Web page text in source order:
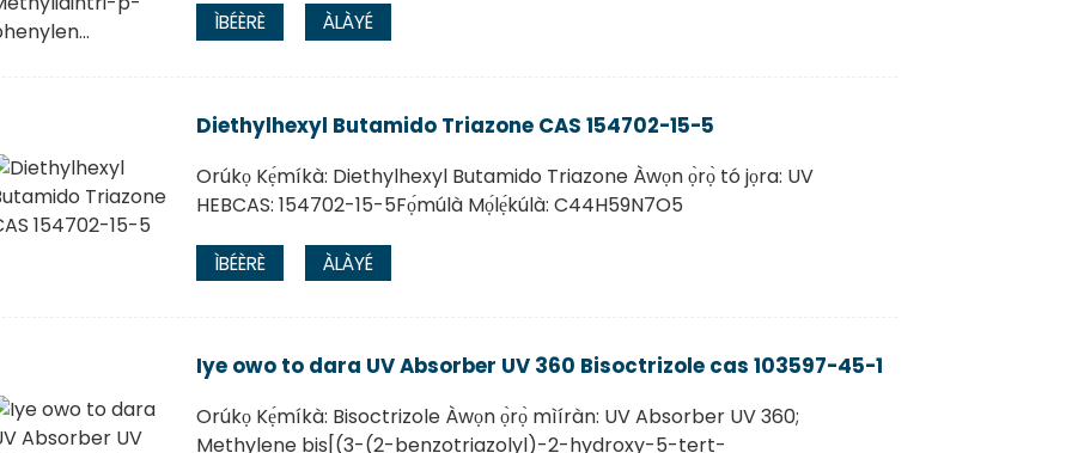
ÌBÉÈRÈ ÀLÀYÉ
Diethylhexyl Butamido Triazone CAS 154702-15-5
Orúkọ Kẹ́míkà: Diethylhexyl Butamido Triazone Àwọn ọ̀rọ̀ tó jọra: UV
HEBCAS: 154702-15-5Fọ́múlà Mọ́lẹ́kúlà: C44H59N7O5
ÌBÉÈRÈ ÀLÀYÉ
Iye owo to dara UV Absorber UV 360 Bisoctrizole cas 103597-45-1
Orúkọ Kẹ́míkà: Bisoctrizole Àwọn ọ̀rọ̀ mìíràn: UV Absorber UV 360;
Methylene bis[(3-(2-benzotriazolyl)-2-hydroxy-5-tert-